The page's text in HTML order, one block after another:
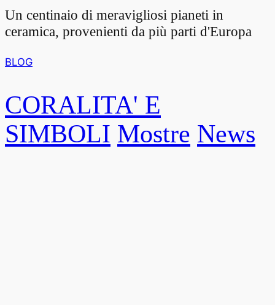
Un centinaio di meravigliosi pianeti in
ceramica, provenienti da più parti d'Europa
BLOG
CORALITA' E
SIMBOLI Mostre News